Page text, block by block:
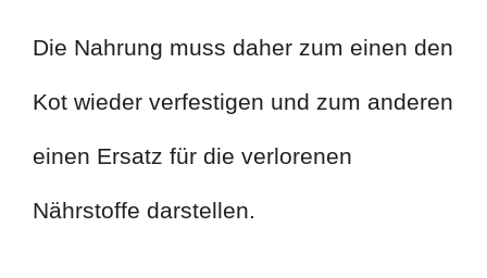
Die Nahrung muss daher zum einen den
Kot wieder verfestigen und zum anderen
einen Ersatz für die verlorenen
Nährstoffe darstellen.